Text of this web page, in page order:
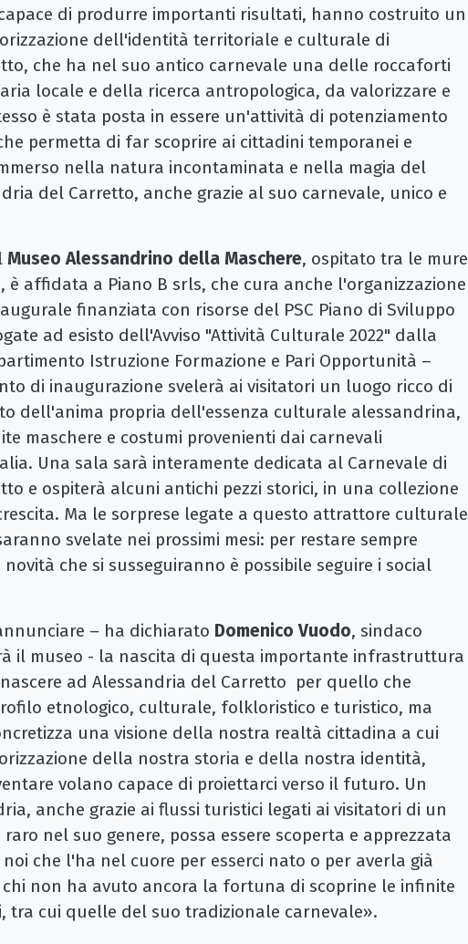
di produrre importanti risultati, hanno costruito un
dell'identità territoriale e culturale di
che ha nel suo antico carnevale una delle roccaforti
locale e della ricerca antropologica, da valorizzare e
è stata posta in essere un'attività di potenziamento
permetta di far scoprire ai cittadini temporanei e
nella natura incontaminata e nella magia del
del Carretto, anche grazie al suo carnevale, unico e
Museo Alessandrino della Maschere, ospitato tra le mure
è affidata a Piano B srls, che cura anche l'organizzazione
finanziata con risorse del PSC Piano di Sviluppo
ad esisto dell'Avviso "Attività Culturale 2022" dalla
Istruzione Formazione e Pari Opportunità –
di inaugurazione svelerà ai visitatori un luogo ricco di
dell'anima propria dell'essenza culturale alessandrina,
maschere e costumi provenienti dai carnevali
Una sala sarà interamente dedicata al Carnevale di
e ospiterà alcuni antichi pezzi storici, in una collezione
Ma le sorprese legate a questo attrattore culturale
svelate nei prossimi mesi: per restare sempre
che si susseguiranno è possibile seguire i social
– ha dichiarato Domenico Vuodo, sindaco
il museo - la nascita di questa importante infrastruttura
ad Alessandria del Carretto per quello che
etnologico, culturale, folkloristico e turistico, ma
una visione della nostra realtà cittadina a cui
della nostra storia e della nostra identità,
volano capace di proiettarci verso il futuro. Un
anche grazie ai flussi turistici legati ai visitatori di un
nel suo genere, possa essere scoperta e apprezzata
che l'ha nel cuore per esserci nato o per averla già
non ha avuto ancora la fortuna di scoprine le infinite
tra cui quelle del suo tradizionale carnevale».